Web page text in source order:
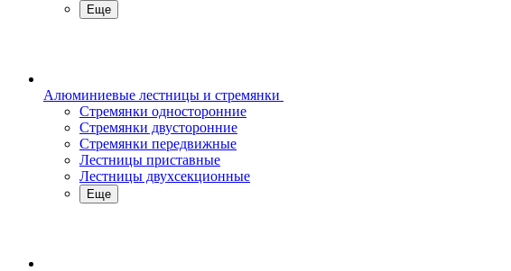
Еще
Алюминиевые лестницы и стремянки
Стремянки односторонние
Стремянки двусторонние
Стремянки передвижные
Лестницы приставные
Лестницы двухсекционные
Еще